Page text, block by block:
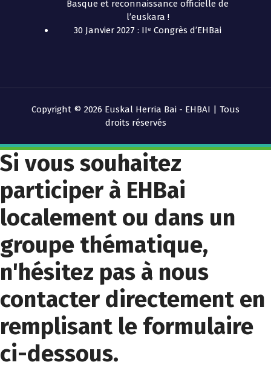
Basque et reconnaissance officielle de
l’euskara !
30 Janvier 2027 : IIᵉ Congrès d’EHBai
Copyright © 2026 Euskal Herria Bai - EHBAI | Tous
droits réservés
Si vous souhaitez
participer à EHBai
localement ou dans un
groupe thématique,
n'hésitez pas à nous
contacter directement en
remplisant le formulaire
ci-dessous.